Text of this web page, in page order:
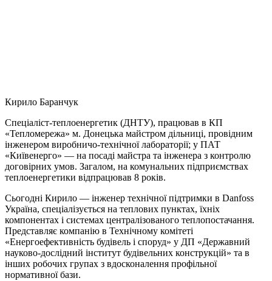
Кирило Баранчук
Спеціаліст-теплоенергетик (ДНТУ), працював в КП
«Тепломережа» м. Донецька майстром дільниці, провідним
інженером виробничо-технічної лабораторії; у ПАТ
«Київенерго» — на посаді майстра та інженера з контролю
договірних умов. Загалом, на комунальних підприємствах
теплоенергетики відпрацював 8 років.
Сьогодні Кирило — інженер технічної підтримки в Danfoss
Україна, спеціалізується на теплових пунктах, їхніх
компонентах і системах централізованого теплопостачання.
Представляє компанію в Технічному комітеті
«Енергоефективність будівель і споруд» у ДП «Державний
науково-дослідний інститут будівельних конструкцій» та в
інших робочих групах з вдосконалення профільної
нормативної бази.